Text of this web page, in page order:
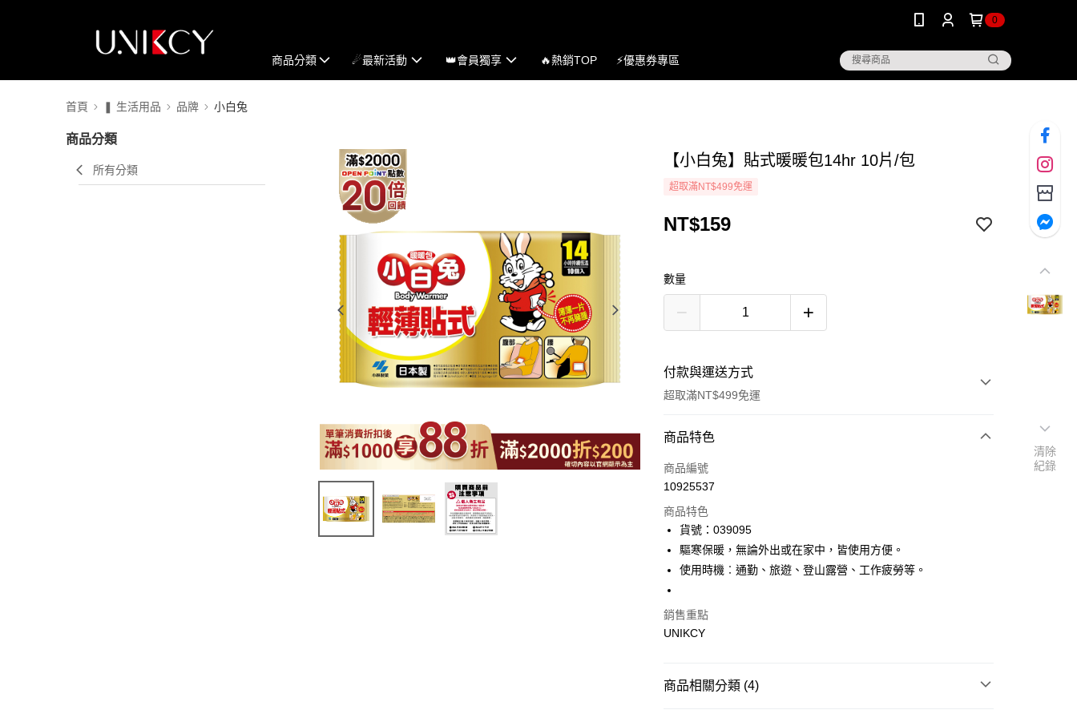
0
商品分類 ☄最新活動 👑會員獨享 🔥熱銷TOP ⚡優惠券專區
首頁 ❚ 生活用品 品牌 小白兔
商品分類
所有分類
【小白兔】貼式暖暖包14hr 10片/包
超取滿NT$499免運
NT$159
數量
付款與運送方式
超取滿NT$499免運
付款方式
icash Pay
超商取貨付款
LINE Pay
街口支付
商品特色
商品編號
10925537
商品特色
貨號：039095
驅寒保暖，無論外出或在家中，皆使用方便。
使用時機︰通勤、旅遊、登山露營、工作疲勞等。
銷售重點
UNIKCY
商品相關分類 (4)
清除
紀錄